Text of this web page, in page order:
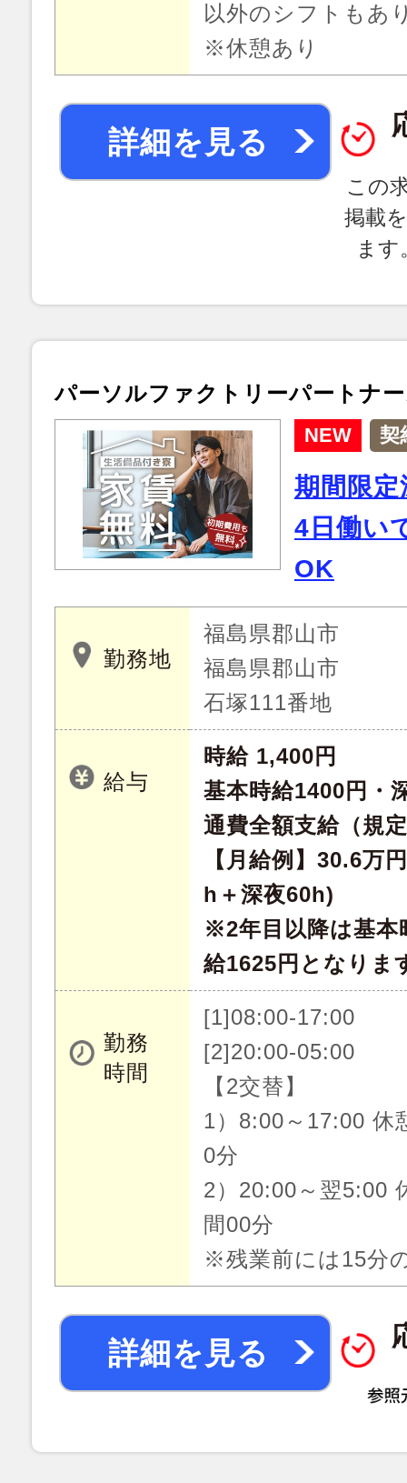
以外のシフトもあ
※休憩あり
詳細を見る
この
掲載
ま
パーソルファクトリーパートナ
NEW 契
期間限
4日働い
OK
勤務地
福島県郡山市
福島県郡山市
石塚111番地
給与
時給 1,400円
基本時給1400円・
通費全額支給（規
【月給例】30.6万
h＋深夜60h)
※2年目以降は基本
給1625円となりま
勤務
時間
[1]08:00-17:00
[2]20:00-05:00
【2交替】
1）8:00～17:00 休
0分
2）20:00～翌5:00
間00分
※残業前には15分
詳細を見る